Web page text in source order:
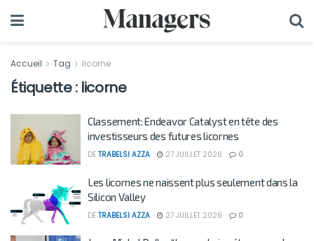
Accueil Tag licorne
Étiquette : licorne
Classement: Endeavor Catalyst en tête des
investisseurs des futures licornes
DE TRABELSI AZZA 27 JUILLET 2026 0
Les licornes ne naissent plus seulement dans la
Silicon Valley
DE TRABELSI AZZA 27 JUILLET 2026 0